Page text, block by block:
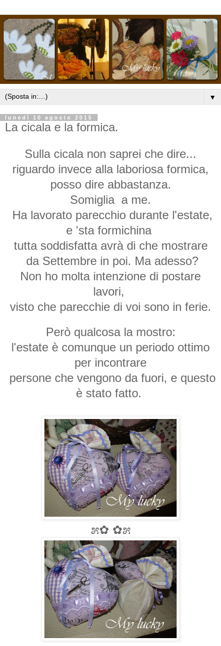
▼
lunedì 10 agosto 2015
La cicala e la formica.
Sulla cicala non saprei che dire...
riguardo invece alla laboriosa formica,
posso dire abbastanza.
Somiglia a me.
Ha lavorato parecchio durante l'estate,
e 'sta formichina
tutta soddisfatta avrà di che mostrare
da Settembre in poi. Ma adesso?
Non ho molta intenzione di postare
lavori,
visto che parecchie di voi sono in ferie.
Però qualcosa la mostro:
l'estate è comunque un periodo ottimo
per incontrare
persone che vengono da fuori, e questo
è stato fatto.
೫✿ ✿೫